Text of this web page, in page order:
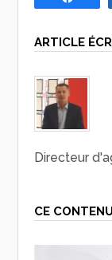
ARTICLE
Directeur
CE